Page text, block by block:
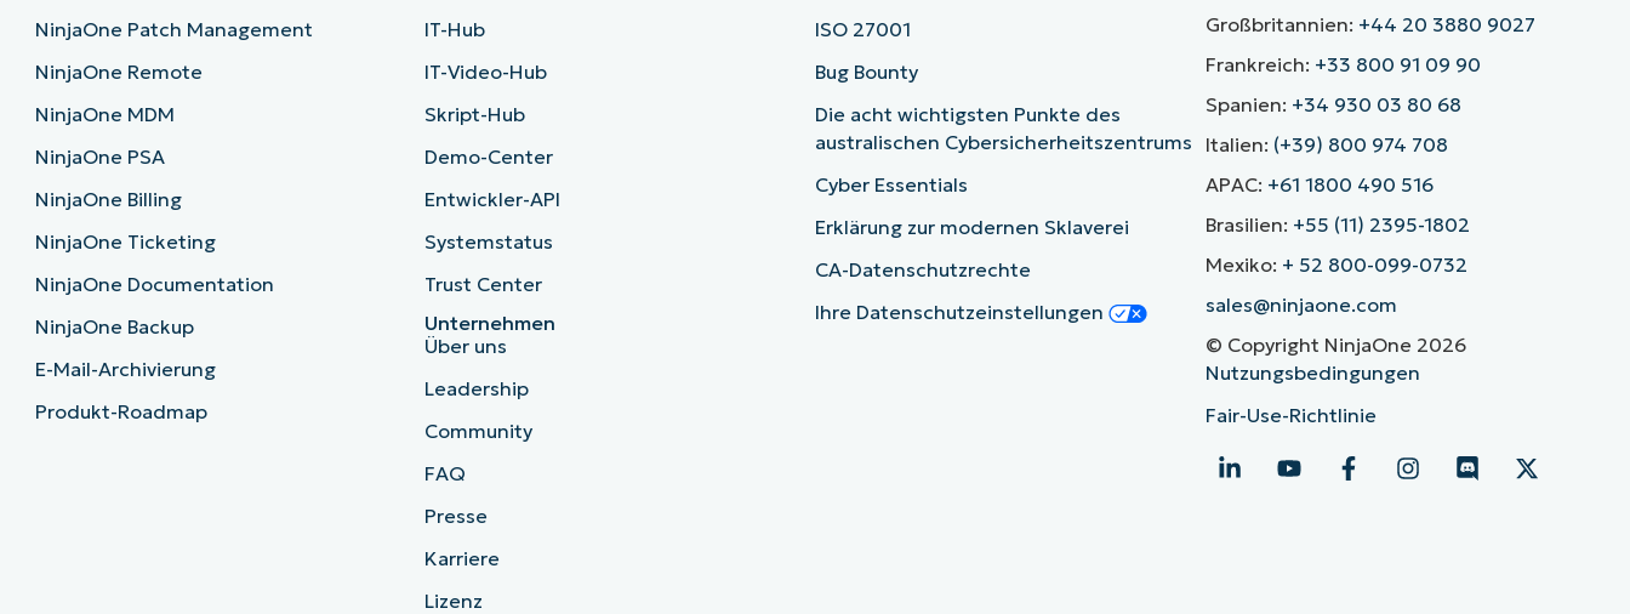
NinjaOne Patch Management
NinjaOne Remote
NinjaOne MDM
NinjaOne PSA
NinjaOne Billing
NinjaOne Ticketing
NinjaOne Documentation
NinjaOne Backup
E-Mail-Archivierung
Produkt-Roadmap
IT-Hub
IT-Video-Hub
Skript-Hub
Demo-Center
Entwickler-API
Systemstatus
Trust Center
Unternehmen
Über uns
Leadership
Community
FAQ
Presse
Karriere
Lizenz
ISO 27001
Bug Bounty
Die acht wichtigsten Punkte des
australischen Cybersicherheitszentrums
Cyber Essentials
Erklärung zur modernen Sklaverei
CA-Datenschutzrechte
Ihre Datenschutzeinstellungen
Großbritannien: +44 20 3880 9027
Frankreich: +33 800 91 09 90
Spanien: +34 930 03 80 68
Italien: (+39) 800 974 708
APAC: +61 1800 490 516
Brasilien: +55 (11) 2395-1802
Mexiko: + 52 800-099-0732
sales@ninjaone.com
© Copyright NinjaOne 2026
Nutzungsbedingungen
Fair-Use-Richtlinie